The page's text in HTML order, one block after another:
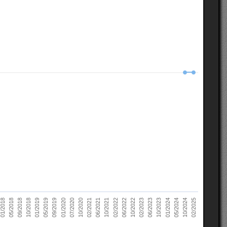
01/2018 05/2018 09/2018 10/2018 01/2019 05/2019 09/2019 01/2020 07/2020 10/2020 02/2021 06/2021 10/2021 02/2022 06/2022 10/2022 02/2023 06/2023 10/2023 01/2024 05/2024 10/2024 02/2025